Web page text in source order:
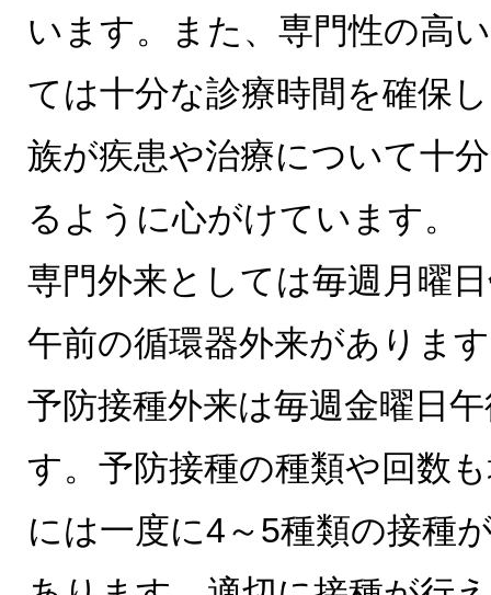
います。また、専門性の高
ては十分な診療時間を確保
族が疾患や治療について十
るように心がけています。
専門外来としては毎週月曜
午前の循環器外来がありま
予防接種外来は毎週金曜日
す。予防接種の種類や回数
には一度に4～5種類の接種